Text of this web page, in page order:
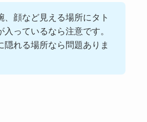
、顔など見える場所にタト
入っているなら注意です。
隠れる場所なら問題ありま